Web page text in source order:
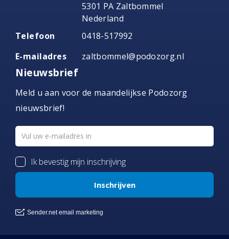
5301 PA Zaltbommel
Nederland
Telefoon
0418-517992
E-mailadres
zaltbommel@podozorg.nl
Nieuwsbrief
Meld u aan voor de maandelijkse Podozorg
nieuwsbrief!